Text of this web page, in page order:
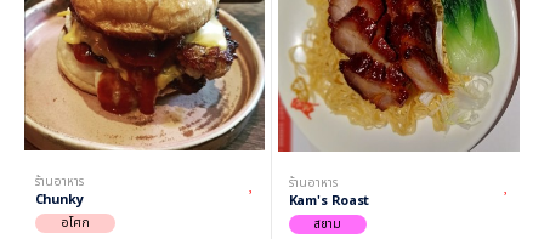
ร้านอาหาร
Chunky
อโศก
ร้านอาหาร
Kam's Roast
สยาม